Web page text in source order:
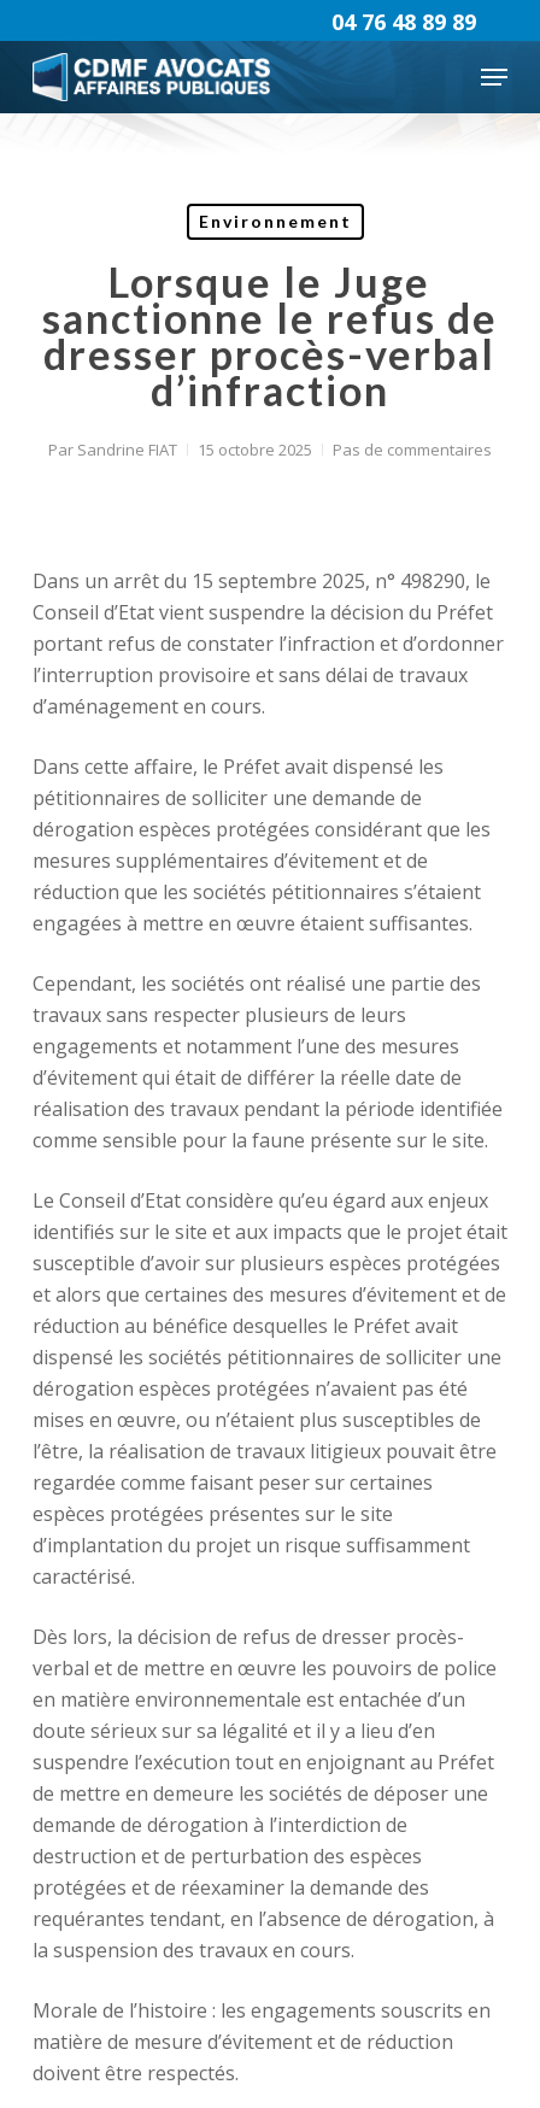
to
main
content
Menu
04 76 48 89 89
Environnement
Lorsque le Juge
sanctionne le refus de
dresser procès-verbal
d’infraction
ParSandrine FIAT 15 octobre 2025 Pas de commentaires
Dans un arrêt du 15 septembre 2025, n° 498290, le
Conseil d’Etat vient suspendre la décision du Préfet
portant refus de constater l’infraction et d’ordonner
l’interruption provisoire et sans délai de travaux
d’aménagement en cours.
Dans cette affaire, le Préfet avait dispensé les
pétitionnaires de solliciter une demande de
dérogation espèces protégées considérant que les
mesures supplémentaires d’évitement et de
réduction que les sociétés pétitionnaires s’étaient
engagées à mettre en œuvre étaient suffisantes.
Cependant, les sociétés ont réalisé une partie des
travaux sans respecter plusieurs de leurs
engagements et notamment l’une des mesures
d’évitement qui était de différer la réelle date de
réalisation des travaux pendant la période identifiée
comme sensible pour la faune présente sur le site.
Le Conseil d’Etat considère qu’eu égard aux enjeux
identifiés sur le site et aux impacts que le projet était
susceptible d’avoir sur plusieurs espèces protégées
et alors que certaines des mesures d’évitement et de
réduction au bénéfice desquelles le Préfet avait
dispensé les sociétés pétitionnaires de solliciter une
dérogation espèces protégées n’avaient pas été
mises en œuvre, ou n’étaient plus susceptibles de
l’être, la réalisation de travaux litigieux pouvait être
regardée comme faisant peser sur certaines
espèces protégées présentes sur le site
d’implantation du projet un risque suffisamment
caractérisé.
Dès lors, la décision de refus de dresser procès-
verbal et de mettre en œuvre les pouvoirs de police
en matière environnementale est entachée d’un
doute sérieux sur sa légalité et il y a lieu d’en
suspendre l’exécution tout en enjoignant au Préfet
de mettre en demeure les sociétés de déposer une
demande de dérogation à l’interdiction de
destruction et de perturbation des espèces
protégées et de réexaminer la demande des
requérantes tendant, en l’absence de dérogation, à
la suspension des travaux en cours.
Morale de l’histoire : les engagements souscrits en
matière de mesure d’évitement et de réduction
doivent être respectés.